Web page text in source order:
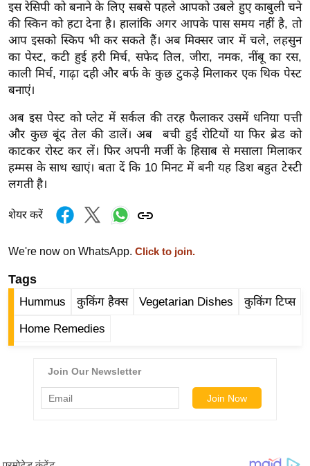
त्य
ज
ग
त
ऑ
व
र्ल्ड
न्यू
ज
फ
नो
ज
न
ज
हॉ
इस रेसिपी को बनाने के लिए सबसे पहले आपको उबले हुए काबुली चने
की स्किन को हटा देना है। हालांकि अगर आपके पास समय नहीं है, तो
आप इसको स्किप भी कर सकते हैं। अब मिक्सर जार में चले, लहसुन
का पेस्ट, कटी हुई हरी मिर्च, सफेद तिल, जीरा, नमक, नींबू का रस,
काली मिर्च, गाढ़ा दही और बर्फ के कुछ टुकड़े मिलाकर एक थिक पेस्ट
बनाएं।
अब इस पेस्ट को प्लेट में सर्कल की तरह फैलाकर उसमें धनिया पत्ती
और कुछ बूंद तेल की डालें। अब बची हुई रोटियों या फिर ब्रेड को
काटकर रोस्ट कर लें। फिर अपनी मर्जी के हिसाब से मसाला मिलाकर
हम्मस के साथ खाएं। बता दें कि 10 मिनट में बनी यह डिश बहुत टेस्टी
लगती है।
शेयर करें
We're now on WhatsApp. Click to join.
Tags
Hummus कुकिंग हैक्स Vegetarian Dishes कुकिंग टिप्स
Home Remedies